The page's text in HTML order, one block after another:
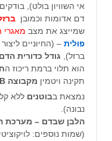
אי השוויון בולט),
דם אדומות וכמובן
שמייצג את מצב מאגרי
פולית – (החיוניים
ברזל), גודל כדורית
הוא תלוי ברמת ריכוז ה
תקינה ויטמין מקבוצה B
נמצאת בבוטנים
נבונה).
הלבן שבדם – מערכת